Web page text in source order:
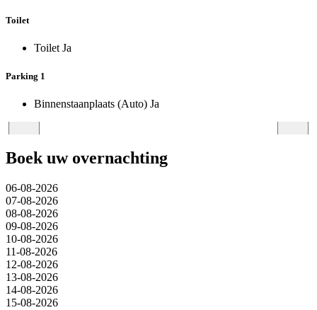
Toilet
Toilet Ja
Parking 1
Binnenstaanplaats (Auto) Ja
Boek uw overnachting
06-08-2026
07-08-2026
08-08-2026
09-08-2026
10-08-2026
11-08-2026
12-08-2026
13-08-2026
14-08-2026
15-08-2026